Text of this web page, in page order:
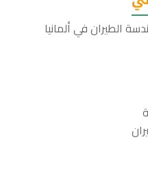
الطيران في ألمانيا